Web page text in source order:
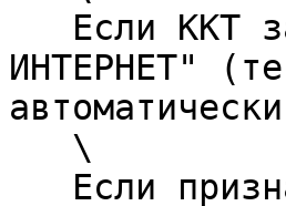
ИНТЕРНЕТ"